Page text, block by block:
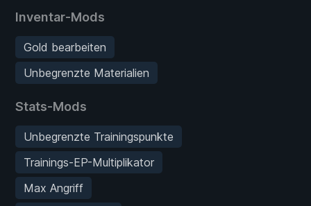
Inventar-Mods
Gold bearbeiten
Unbegrenzte Materialien
Stats-Mods
Unbegrenzte Trainingspunkte
Trainings-EP-Multiplikator
Max Angriff